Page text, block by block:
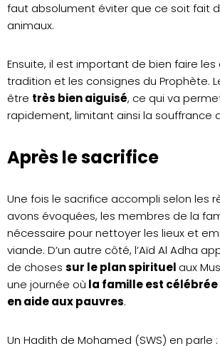
faut absolument éviter que ce soit fait
animaux.
Ensuite, il est important de bien faire les
tradition et les consignes du Prophète.
être très bien aiguisé, ce qui va
rapidement, limitant ainsi la souffrance
Après le sacrifice
Une fois le sacrifice accompli selon les
avons évoquées, les membres de la
nécessaire pour nettoyer les lieux et
viande. D’un autre côté, l’Aïd Al Adha
de choses sur le plan spirituel aux
une journée où la famille est célébrée
en aide aux pauvres.
Un Hadith de Mohamed (SWS) en parle :